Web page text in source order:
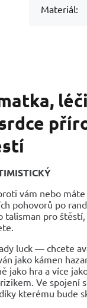
Materiál:
vám nebo
pohovorů po
pro
luck — chcete
jako kámen
jako hra a více
Ve spojení
kterému bude